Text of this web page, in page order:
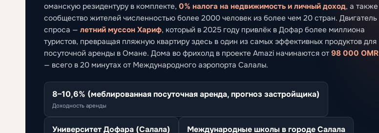
оманскую резидентуру в комплекте, 0% налога на недвижимость и личный доход, а также
сообщество жителей численностью более 2000 человек из более чем 20 стран. Двигатель
спроса — летний муссон Хариф, который в 2025 году привлёк в Дофар более миллиона
туристов, превращая пляжную квартиру здесь в один из самых эффективных продуктов для
посуточной аренды в Омане. Дома во фрихолд в проекте Amazi начинаются от 98 000 OMR
— всего в 20 минутах от Международного аэропорта Салалы.
8–10,6% (меблированная посуточная аренда, прогноз застройщика)
Доходность аренды
Университет Дофара (Салала) Международные школы в городе Салала